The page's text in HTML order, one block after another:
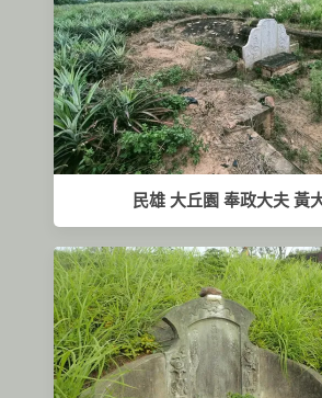
民雄 大丘園 奉政大夫 黃